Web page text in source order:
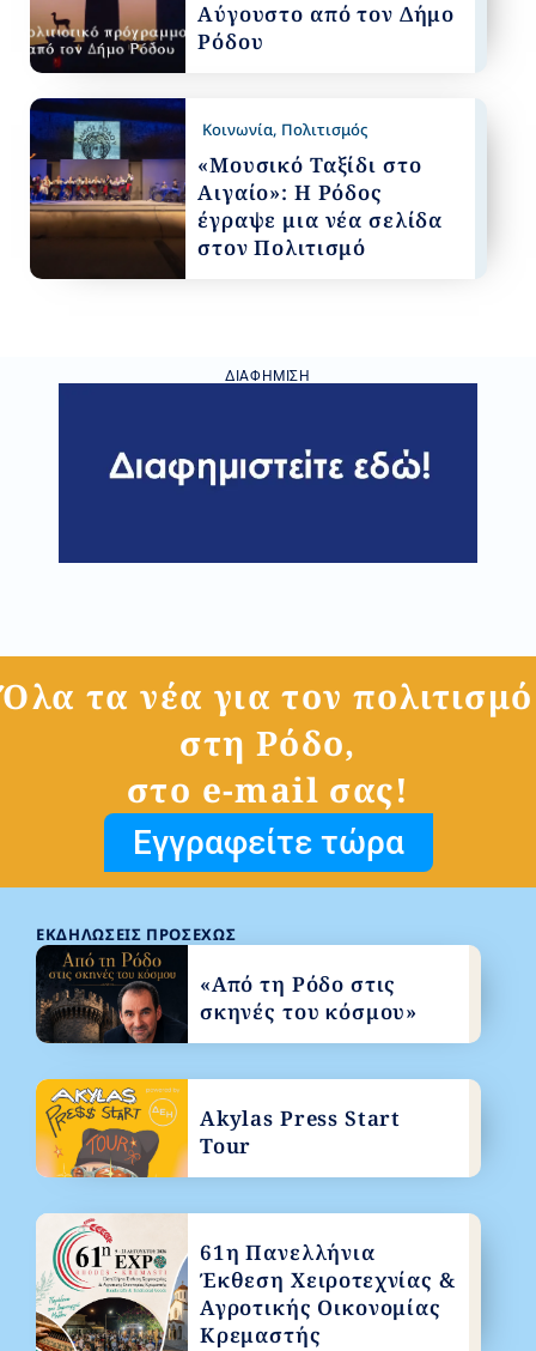
Αύγουστο από τον Δήμο
Ρόδου
Κοινωνία, Πολιτισμός
«Μουσικό Ταξίδι στο
Αιγαίο»: Η Ρόδος
έγραψε μια νέα σελίδα
στον Πολιτισμό
ΔΙΑΦΉΜΙΣΗ
Όλα τα νέα για τον πολιτισμό
στη Ρόδο,
στο e-mail σας!
Εγγραφείτε τώρα
ΕΚΔΗΛΏΣΕΙΣ ΠΡΟΣΕΧΏΣ
«Από τη Ρόδο στις
σκηνές του κόσμου»
Akylas Press Start
Tour
61η Πανελλήνια
Έκθεση Χειροτεχνίας &
Αγροτικής Οικονομίας
Κρεμαστής